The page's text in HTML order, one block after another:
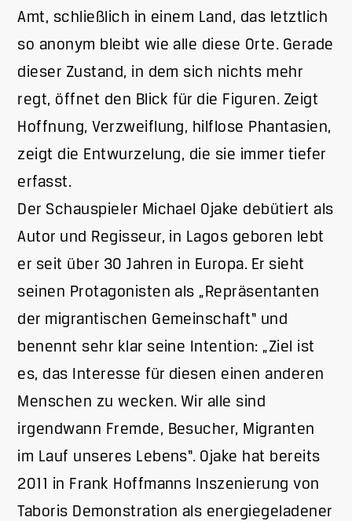
Amt, schließlich in einem Land, das letztlich
so anonym bleibt wie alle diese Orte. Gerade
dieser Zustand, in dem sich nichts mehr
regt, öffnet den Blick für die Figuren. Zeigt
Hoffnung, Verzweiflung, hilflose Phantasien,
zeigt die Entwurzelung, die sie immer tiefer
erfasst.
Der Schauspieler Michael Ojake debütiert als
Autor und Regisseur, in Lagos geboren lebt
er seit über 30 Jahren in Europa. Er sieht
seinen Protagonisten als „Repräsentanten
der migrantischen Gemeinschaft“ und
benennt sehr klar seine Intention: „Ziel ist
es, das Interesse für diesen einen anderen
Menschen zu wecken. Wir alle sind
irgendwann Fremde, Besucher, Migranten
im Lauf unseres Lebens“. Ojake hat bereits
2011 in Frank Hoffmanns Inszenierung von
Taboris Demonstration als energiegeladener